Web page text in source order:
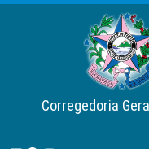
Corregedoria